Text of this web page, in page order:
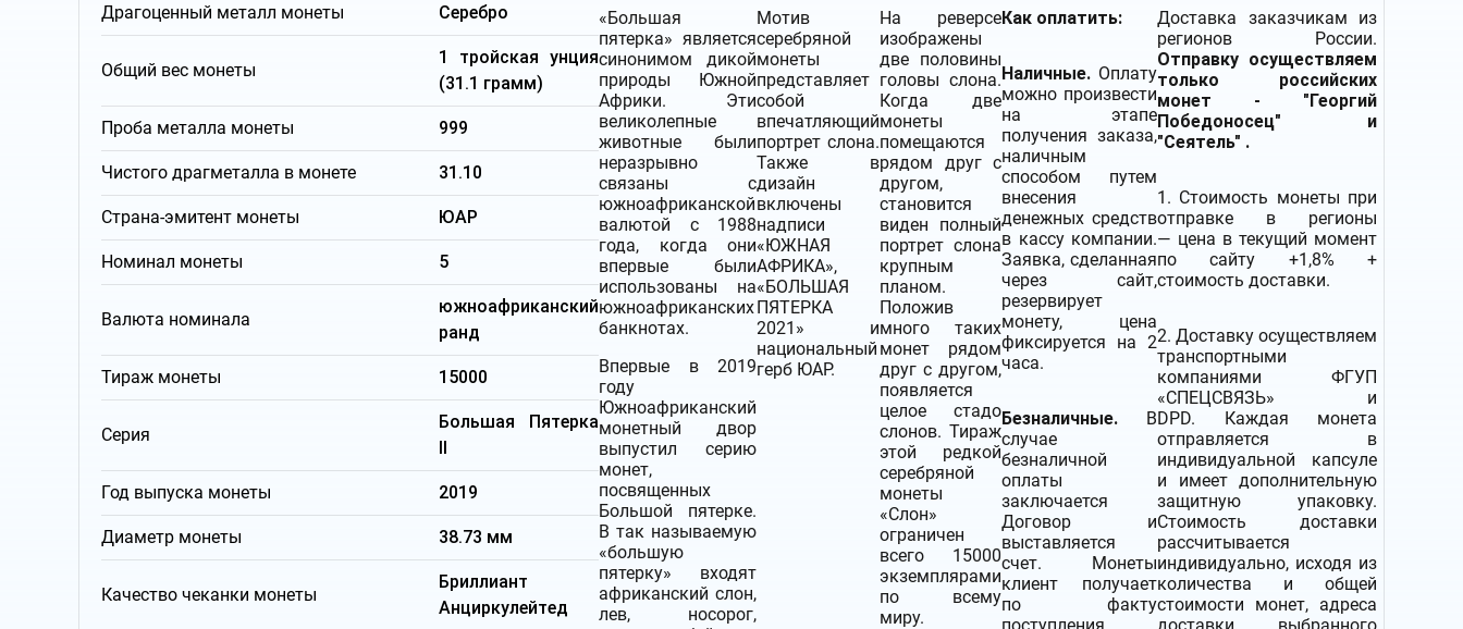
Драгоценный металл монеты Серебро
Общий вес монеты
1 тройская унция
(31.1 грамм)
Проба металла монеты 999
Чистого драгметалла в монете 31.10
Страна-эмитент монеты ЮАР
Номинал монеты 5
Валюта номинала
южноафриканский
ранд
Тираж монеты 15000
Серия
Большая Пятерка
II
Год выпуска монеты 2019
Диаметр монеты 38.73 мм
Качество чеканки монеты
Бриллиант
Анциркулейтед
«Большая
пятерка» является
синонимом дикой
природы Южной
Африки. Эти
великолепные
животные были
неразрывно
связаны с
южноафриканской
валютой с 1988
года, когда они
впервые были
использованы на
южноафриканских
банкнотах.
Впервые в 2019
году
Южноафриканский
монетный двор
выпустил серию
монет,
посвященных
Большой пятерке.
В так называемую
«большую
пятерку» входят
африканский слон,
лев, носорог,
Мотив
серебряной
монеты
представляет
собой
впечатляющий
портрет слона.
Также в
дизайн
включены
надписи
«ЮЖНАЯ
АФРИКА»,
«БОЛЬШАЯ
ПЯТЕРКА
2021» и
национальный
герб ЮАР.
На реверсе
изображены
две половины
головы слона.
Когда две
монеты
помещаются
рядом друг с
другом,
становится
виден полный
портрет слона
крупным
планом.
Положив
много таких
монет рядом
друг с другом,
появляется
целое стадо
слонов. Тираж
этой редкой
серебряной
монеты
«Слон»
ограничен
всего 15000
экземплярами
по всему
миру.
Как оплатить:
Наличные. Оплату
можно произвести
на этапе
получения заказа,
наличным
способом путем
внесения
денежных средств
в кассу компании.
Заявка, сделанная
через сайт,
резервирует
монету, цена
фиксируется на 2
часа.
Безналичные.
В
случае
безналичной
оплаты
заключается
Договор и
выставляется
счет. Монеты
клиент получает
по факту
поступления
Доставка заказчикам из
регионов России.
Отправку осуществляем
только российских
монет - "Георгий
Победоносец" и
"Сеятель" .
1. Стоимость монеты при
отправке в регионы
— цена в текущий момент
по сайту +1,8% +
стоимость доставки.
2. Доставку осуществляем
транспортными
компаниями
ФГУП
«СПЕЦСВЯЗЬ» и
DPD. Каждая монета
отправляется в
индивидуальной капсуле
и имеет дополнительную
защитную упаковку.
Стоимость доставки
рассчитывается
индивидуально, исходя из
количества и общей
стоимости монет, адреса
доставки, выбранного